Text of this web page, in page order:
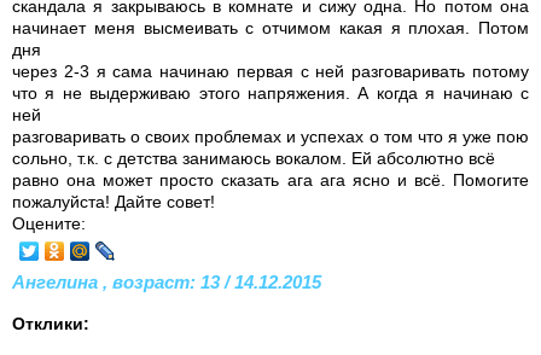
скандала я закрываюсь в комнате и сижу одна. Но потом она
начинает меня высмеивать с отчимом какая я плохая. Потом
дня
через 2-3 я сама начинаю первая с ней разговаривать потому
что я не выдерживаю этого напряжения. А когда я начинаю с
ней
разговаривать о своих проблемах и успехах о том что я уже пою
сольно, т.к. с детства занимаюсь вокалом. Ей абсолютно всё
равно она может просто сказать ага ага ясно и всё. Помогите
пожалуйста! Дайте совет!
Оцените:
Ангелина , возраст: 13 / 14.12.2015
Отклики: